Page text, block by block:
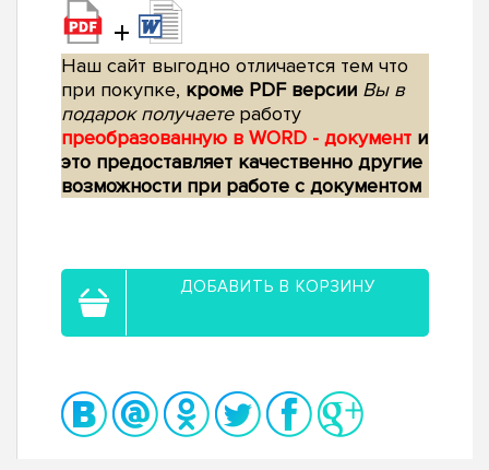
+
Наш сайт выгодно отличается тем что
при покупке, кроме PDF версии Вы в
подарок получаетеработу
преобразованную в WORD - документ и
это предоставляет качественно другие
возможности при работе с документом
ДОБАВИТЬ В КОРЗИНУ